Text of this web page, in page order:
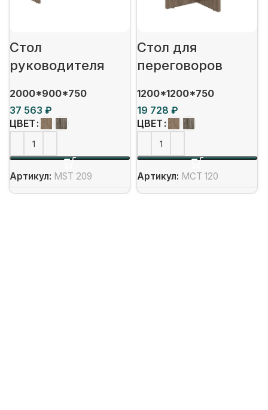
Стол
руководителя
2000*900*750
₽
ЦВЕТ
Артикул: MST 209
Стол для
переговоров
1200*1200*750
₽
ЦВЕТ
Артикул: MCT 120